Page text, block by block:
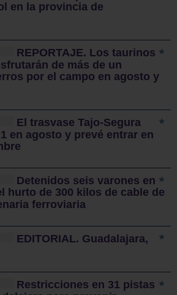
en la provincia de
REPORTAJE. Los taurinos
de más de un
por el campo en agosto y
El trasvase Tajo-Segura
en agosto y prevé entrar en
Detenidos seis varones en
hurto de 300 kilos de cable de
ferroviaria
EDITORIAL. Guadalajara,
Restricciones en 31 pistas